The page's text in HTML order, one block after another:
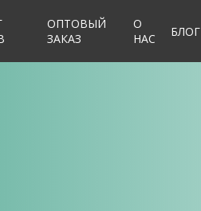
ОПТОВЫЙ
ЗАКАЗ
О
НАС
БЛОГ